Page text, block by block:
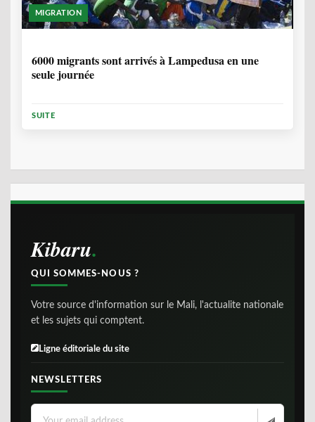
MIGRATION
6000 migrants sont arrivés à Lampedusa en une
seule journée
SUITE
Kibaru
QUI SOMMES-NOUS ?
Votre source d'information sur le Mali, l'actualite nationale
et les sujets qui comptent.
Ligne éditoriale du site
NEWSLETTERS